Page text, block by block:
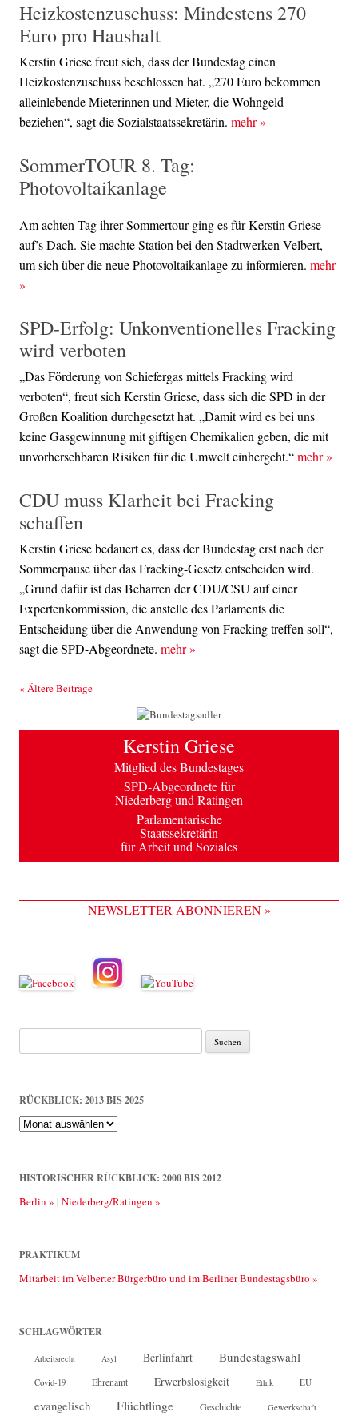
Heizkostenzuschuss: Mindestens 270
Euro pro Haushalt
Kerstin Griese freut sich, dass der Bundestag einen
Heizkostenzuschuss beschlossen hat. „270 Euro bekommen
alleinlebende Mieterinnen und Mieter, die Wohngeld
beziehen“, sagt die Sozialstaatssekretärin. mehr»
SommerTOUR 8. Tag:
Photovoltaikanlage
Am achten Tag ihrer Sommertour ging es für Kerstin Griese
auf’s Dach. Sie machte Station bei den Stadtwerken Velbert,
um sich über die neue Photovoltaikanlage zu informieren. mehr
»
SPD-Erfolg: Unkonventionelles Fracking
wird verboten
„Das Förderung von Schiefergas mittels Fracking wird
verboten“, freut sich Kerstin Griese, dass sich die SPD in der
Großen Koalition durchgesetzt hat. „Damit wird es bei uns
keine Gasgewinnung mit giftigen Chemikalien geben, die mit
unvorhersehbaren Risiken für die Umwelt einhergeht.“mehr»
CDU muss Klarheit bei Fracking
schaffen
Kerstin Griese bedauert es, dass der Bundestag erst nach der
Sommerpause über das Fracking-Gesetz entscheiden wird.
„Grund dafür ist das Beharren der CDU/CSU auf einer
Expertenkommission, die anstelle des Parlaments die
Entscheidung über die Anwendung von Fracking treffen soll“,
sagt die SPD-Abgeordnete. mehr»
Beitrags-Navigation
« Ältere Beiträge
Kerstin Griese
Mitglied des Bundestages
SPD-Abgeordnete für
Niederberg und Ratingen
Parlamentarische
Staatssekretärin
für Arbeit und Soziales
NEWSLETTER ABONNIEREN »
Suche
nach:
RÜCKBLICK: 2013 BIS 2025
Rückblick:
2013
HISTORISCHER RÜCKBLICK: 2000 BIS 2012
Berlin » | Niederberg/Ratingen »
PRAKTIKUM
Mitarbeit im Velberter Bürgerbüro und im Berliner Bundestagsbüro »
SCHLAGWÖRTER
Arbeitsrecht Asyl Berlinfahrt Bundestagswahl
Covid-19 Ehrenamt Erwerbslosigkeit Ethik EU
evangelisch Flüchtlinge Geschichte Gewerkschaft